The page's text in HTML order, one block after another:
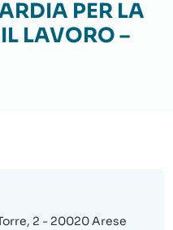
PER LA
LAVORO –
2 - 20020 Arese